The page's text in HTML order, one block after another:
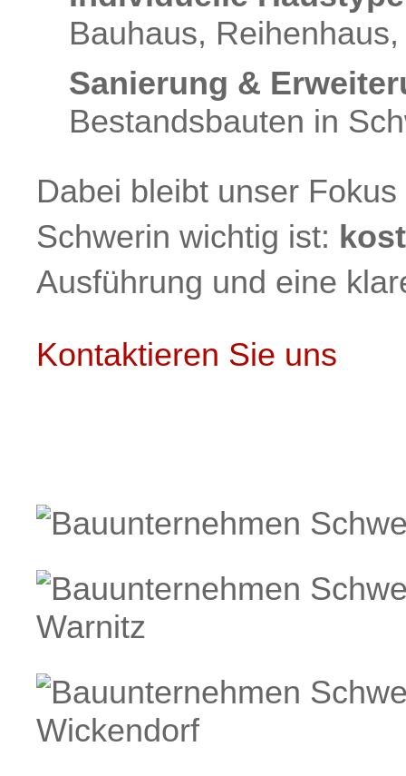
Bauhaus,
Sanierung &
Bestandsbauten in
Dabei bleibt unser
Schwerin wichtig ist:
Ausführung und eine
Kontaktieren Sie uns